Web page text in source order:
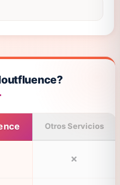
Otros Servicios
❌